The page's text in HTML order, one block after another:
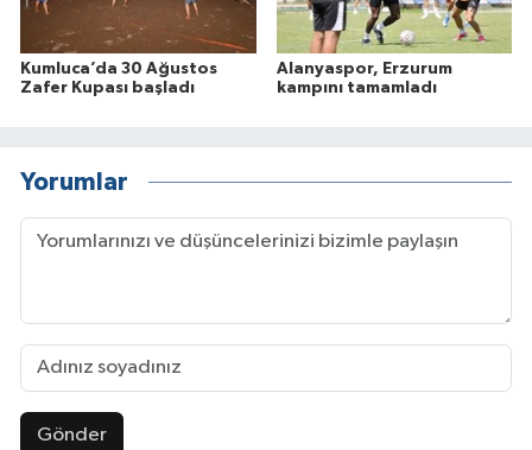
Kumluca’da 30 Ağustos
Zafer Kupası başladı
Alanyaspor, Erzurum
kampını tamamladı
Yorumlar
Gönder